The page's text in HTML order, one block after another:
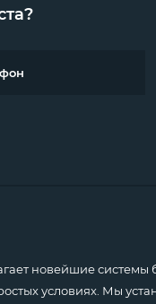
новейшие системы
условиях. Мы